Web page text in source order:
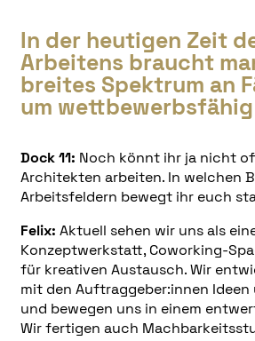
In der heutigen Zeit
Arbeitens braucht
breites Spektrum an
um
Dock 11: Noch könnt ihr ja nicht
Architekten arbeiten. In welchen
Arbeitsfeldern bewegt ihr euch
Felix: Aktuell sehen wir uns als
Konzeptwerkstatt, Coworking-
für kreativen Austausch. Wir
mit den Auftraggeber:innen Ideen
und bewegen uns in einem
Wir fertigen auch